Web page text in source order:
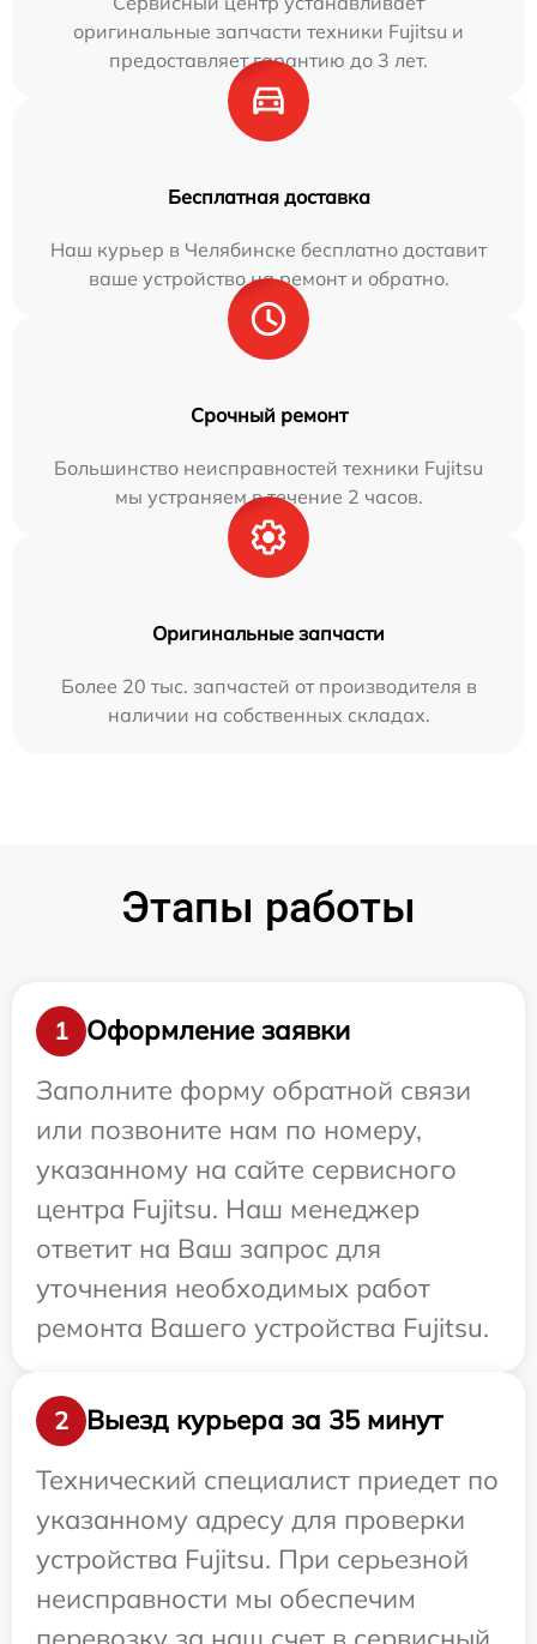
оригинальные запчасти техники Fujitsu и
предоставляет гарантию до 3 лет.
Бесплатная доставка
Наш курьер в Челябинске бесплатно доставит
ваше устройство на ремонт и обратно.
Срочный ремонт
Большинство неисправностей техники Fujitsu
мы устраняем в течение 2 часов.
Оригинальные запчасти
Более 20 тыс. запчастей от производителя в
наличии на собственных складах.
Этапы работы
1
Оформление заявки
Заполните форму обратной связи
или позвоните нам по номеру,
указанному на сайте сервисного
центра Fujitsu. Наш менеджер
ответит на Ваш запрос для
уточнения необходимых работ
ремонта Вашего устройства Fujitsu.
2
Выезд курьера за 35 минут
Технический специалист приедет по
указанному адресу для проверки
устройства Fujitsu. При серьезной
неисправности мы обеспечим